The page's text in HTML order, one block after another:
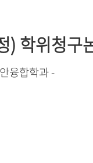
) 학위청구
융합학과 -